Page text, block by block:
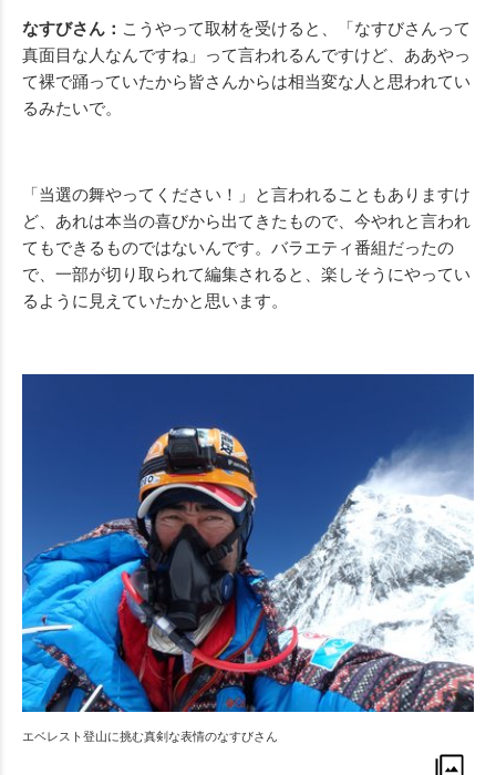
なすびさん： こうやって取材を受けると、「なすびさんって
真面目な人なんですね」って言われるんですけど、ああやっ
て裸で踊っていたから皆さんからは相当変な人と思われてい
るみたいで。
「当選の舞やってください！」と言われることもありますけ
ど、あれは本当の喜びから出てきたもので、今やれと言われ
てもできるものではないんです。バラエティ番組だったの
で、一部が切り取られて編集されると、楽しそうにやってい
るように見えていたかと思います。
エベレスト登山に挑む真剣な表情のなすびさん